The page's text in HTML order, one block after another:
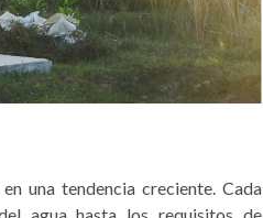
una tendencia creciente. Cada
agua hasta los requisitos de